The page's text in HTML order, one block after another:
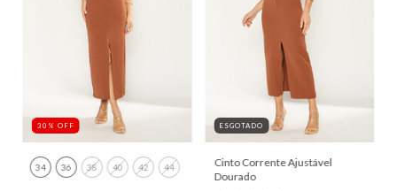
30 % OFF
34 36 38 40 42 44
ESGOTADO
Cinto Corrente Ajustável
Dourado